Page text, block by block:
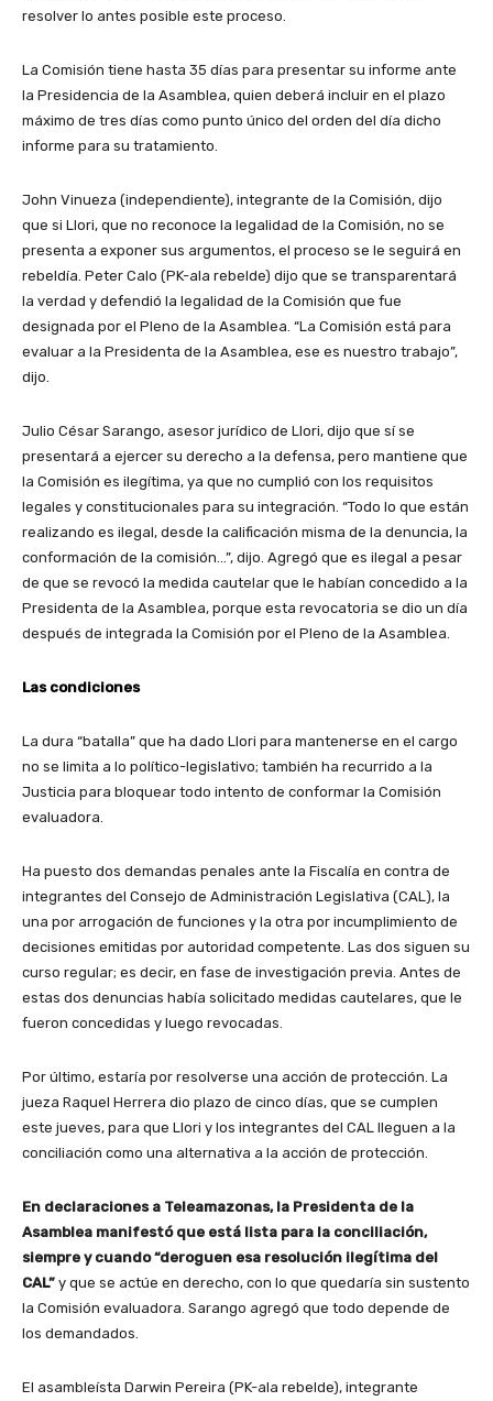
resolver lo antes posible este proceso.
La Comisión tiene hasta 35 días para presentar su informe ante
la Presidencia de la Asamblea, quien deberá incluir en el plazo
máximo de tres días como punto único del orden del día dicho
informe para su tratamiento.
John Vinueza (independiente), integrante de la Comisión, dijo
que si Llori, que no reconoce la legalidad de la Comisión, no se
presenta a exponer sus argumentos, el proceso se le seguirá en
rebeldía. Peter Calo (PK-ala rebelde) dijo que se transparentará
la verdad y defendió la legalidad de la Comisión que fue
designada por el Pleno de la Asamblea. “La Comisión está para
evaluar a la Presidenta de la Asamblea, ese es nuestro trabajo”,
dijo.
Julio César Sarango, asesor jurídico de Llori, dijo que sí se
presentará a ejercer su derecho a la defensa, pero mantiene que
la Comisión es ilegítima, ya que no cumplió con los requisitos
legales y constitucionales para su integración. “Todo lo que están
realizando es ilegal, desde la calificación misma de la denuncia, la
conformación de la comisión…”, dijo. Agregó que es ilegal a pesar
de que se revocó la medida cautelar que le habían concedido a la
Presidenta de la Asamblea, porque esta revocatoria se dio un día
después de integrada la Comisión por el Pleno de la Asamblea.
Las condiciones
La dura “batalla” que ha dado Llori para mantenerse en el cargo
no se limita a lo político-legislativo; también ha recurrido a la
Justicia para bloquear todo intento de conformar la Comisión
evaluadora.
Ha puesto dos demandas penales ante la Fiscalía en contra de
integrantes del Consejo de Administración Legislativa (CAL), la
una por arrogación de funciones y la otra por incumplimiento de
decisiones emitidas por autoridad competente. Las dos siguen su
curso regular; es decir, en fase de investigación previa. Antes de
estas dos denuncias había solicitado medidas cautelares, que le
fueron concedidas y luego revocadas.
Por último, estaría por resolverse una acción de protección. La
jueza Raquel Herrera dio plazo de cinco días, que se cumplen
este jueves, para que Llori y los integrantes del CAL lleguen a la
conciliación como una alternativa a la acción de protección.
En declaraciones a Teleamazonas, la Presidenta de la
Asamblea manifestó que está lista para la conciliación,
siempre y cuando “deroguen esa resolución ilegítima del
CAL” y que se actúe en derecho, con lo que quedaría sin sustento
la Comisión evaluadora. Sarango agregó que todo depende de
los demandados.
El asambleísta Darwin Pereira (PK-ala rebelde), integrante